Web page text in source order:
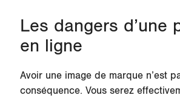
Les dangers d’une
en ligne
Avoir une image de marque n’est
conséquence. Vous serez